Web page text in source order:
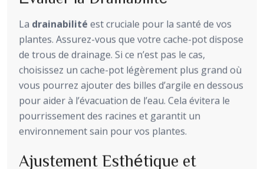
La drainabilité est cruciale pour la santé de vos
plantes. Assurez-vous que votre cache-pot dispose
de trous de drainage. Si ce n’est pas le cas,
choisissez un cache-pot légèrement plus grand où
vous pourrez ajouter des billes d’argile en dessous
pour aider à l’évacuation de l’eau. Cela évitera le
pourrissement des racines et garantit un
environnement sain pour vos plantes.
Ajustement Esthétique et